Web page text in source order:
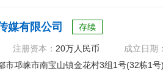
媒有限公司 存续
注册资本： 20万人民币
成立日期
市邛崃市南宝山镇金花村3组1号(32栋1号